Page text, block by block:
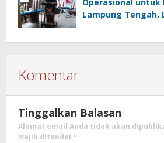
Operasional untuk
Lampung Tengah,
Komentar
Tinggalkan Balasan
Alamat email Anda tidak akan
wajib ditandai *